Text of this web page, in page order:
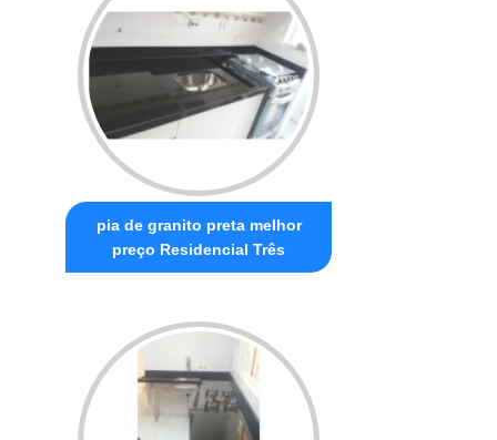
pia de granito preta melhor
preço Residencial Três